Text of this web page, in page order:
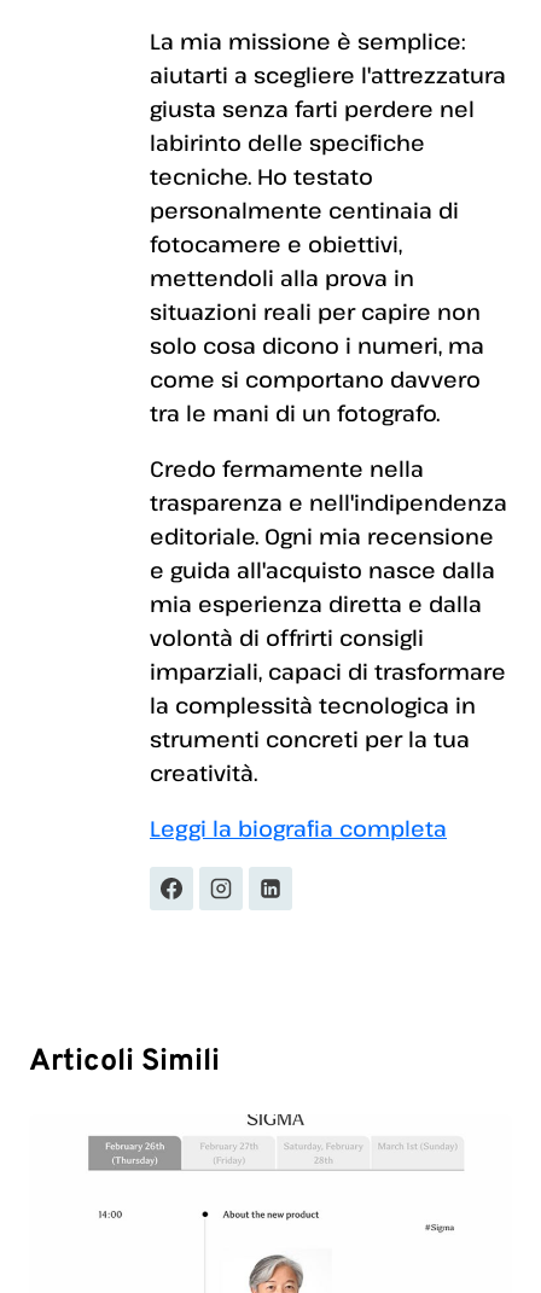
La mia missione è semplice:
aiutarti a scegliere l'attrezzatura
giusta senza farti perdere nel
labirinto delle specifiche
tecniche. Ho testato
personalmente centinaia di
fotocamere e obiettivi,
mettendoli alla prova in
situazioni reali per capire non
solo cosa dicono i numeri, ma
come si comportano davvero
tra le mani di un fotografo.
Credo fermamente nella
trasparenza e nell'indipendenza
editoriale. Ogni mia recensione
e guida all'acquisto nasce dalla
mia esperienza diretta e dalla
volontà di offrirti consigli
imparziali, capaci di trasformare
la complessità tecnologica in
strumenti concreti per la tua
creatività.
Leggi la biografia completa
Articoli Simili